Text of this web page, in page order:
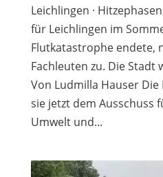
Leichlingen ·
für Leichlingen im
Flutkatastrophe endete,
Fachleuten zu. Die Stadt
Von Ludmilla Hauser
sie jetzt dem Ausschuss
Umwelt und...